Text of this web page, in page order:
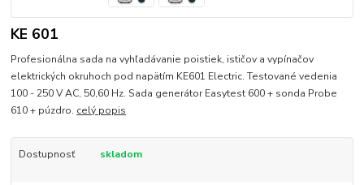
KE 601
Profesionálna sada na vyhľadávanie poistiek, ističov a vypínačov
elektrických okruhoch pod napätím KE601 Electric. Testované vedenia
100 - 250 V AC, 50,60 Hz. Sada generátor Easytest 600 + sonda Probe
610 + púzdro. celý popis
Dostupnosť skladom